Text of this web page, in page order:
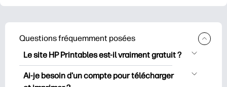
Questions fréquemment posées
Le site HP Printables est-il vraiment gratuit ?
HP Printables propose plus de 2500
documents imprimables gratuits à
Ai-je besoin d'un compte pour télécharger